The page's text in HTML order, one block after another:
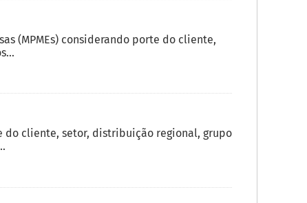
(MPMEs) considerando porte do cliente,
do cliente, setor, distribuição regional, grupo